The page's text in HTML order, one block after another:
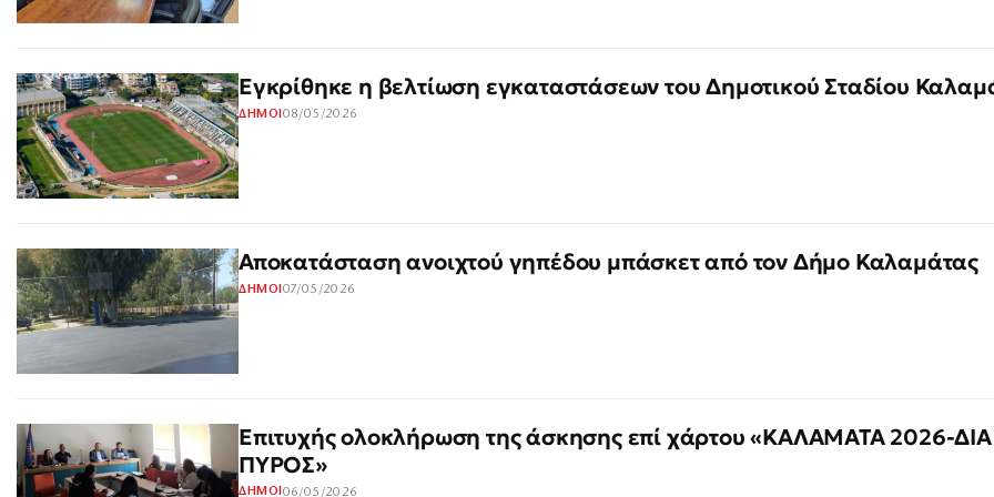
Εγκρίθηκε η βελτίωση εγκαταστάσεων του Δημοτικού Σταδίου
ΔΗΜΟΙ 08/05/2026
Αποκατάσταση ανοιχτού γηπέδου μπάσκετ από τον Δήμο Καλαμάτας
ΔΗΜΟΙ 07/05/2026
Επιτυχής ολοκλήρωση της άσκησης επί χάρτου «ΚΑΛΑΜΑΤΑ 2026-ΔΙΑ
ΠΥΡΟΣ»
ΔΗΜΟΙ06/05/2026